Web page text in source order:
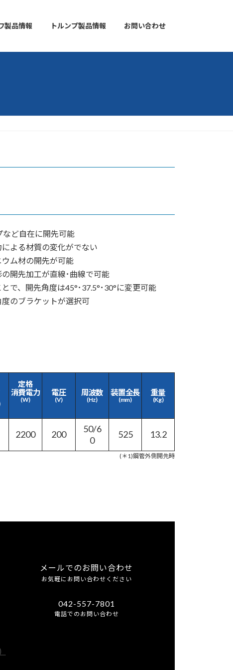
製品情報 トルンプ製品情報 お問い合わせ
ど自在に開先可能
よる材質の変化がでない
ム材の開先が可能
開先加工が直線･曲線で可能
で、開先角度は45°･37.5°･30°に変更可能
のブラケットが選択可
定格
消費電力
(W)
電圧
(V)
周波数
(Hz)
装置全長
(mm)
重量
(Kg)
2200 200
50/6
0
525 13.2
(＊1)鋼管外側開先時
メールでのお問い合わせ
お気軽にお問い合わせください
042-557-7801
電話でのお問い合わせ